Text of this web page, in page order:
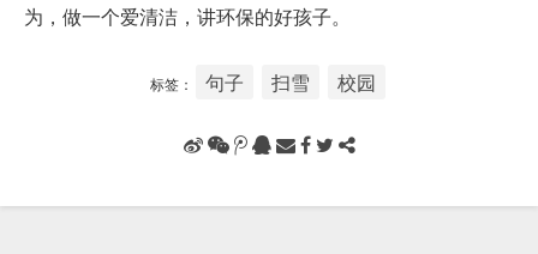
为，做一个爱清洁，讲环保的好孩子。
标签： 句子 扫雪 校园